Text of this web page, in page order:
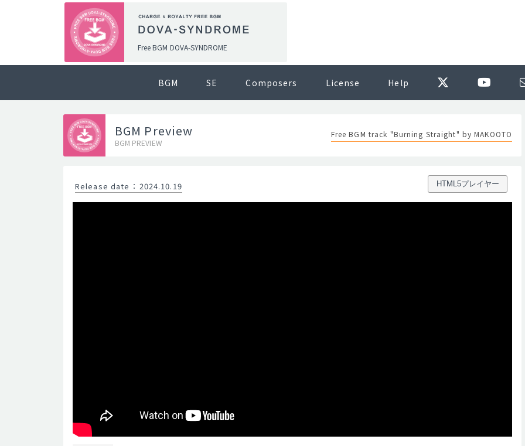
Free BGM DOVA-SYNDROME
BGM SE Composers License Help
BGM Preview
BGM PREVIEW
Free BGM track "Burning Straight" by MAKOOTO
Release date ： 2024.10.19 HTML5プレイヤー